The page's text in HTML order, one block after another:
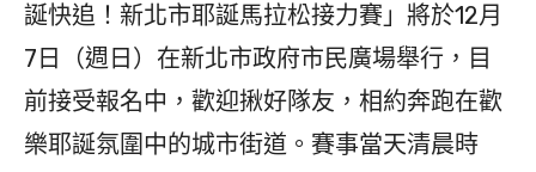
誕快追！新北市耶誕馬拉松接力賽」將於12月
7日（週日）在新北市政府市民廣場舉行，目
前接受報名中，歡迎揪好隊友，相約奔跑在歡
樂耶誕氛圍中的城市街道。賽事當天清晨時